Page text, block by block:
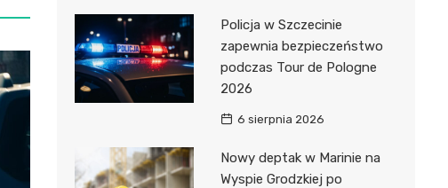
Policja w Szczecinie
zapewnia bezpieczeństwo
podczas Tour de Pologne
2026
6 sierpnia 2026
Nowy deptak w Marinie na
Wyspie Grodzkiej po